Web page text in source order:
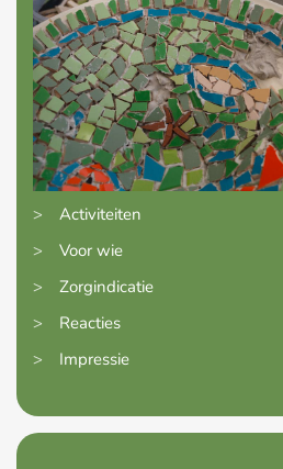
>
Activiteiten
>
Voor wie
>
Zorgindicatie
>
Reacties
>
Impressie